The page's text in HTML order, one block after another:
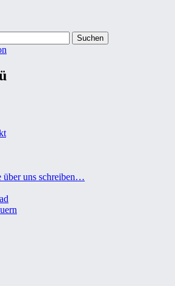
Radebeuler Oberlößnitz
über uns schreiben…